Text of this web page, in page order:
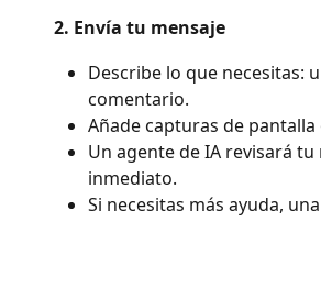
2. Envía tu mensaje
Describe lo que necesitas:
comentario.
Añade capturas de
Un agente de IA revisará
inmediato.
Si necesitas más ayuda,